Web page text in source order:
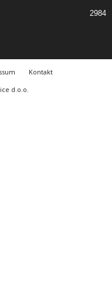
2984
Kontakt
d.o.o.